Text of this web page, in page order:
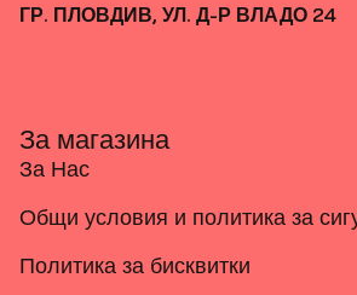
ГР. ПЛОВДИВ, УЛ. Д-Р ВЛАДО 24
За магазина
За Нас
Общи условия и политика за
Политика за бисквитки